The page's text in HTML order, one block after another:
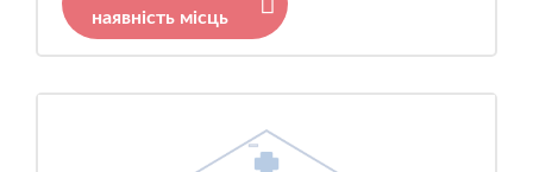
наявність місць